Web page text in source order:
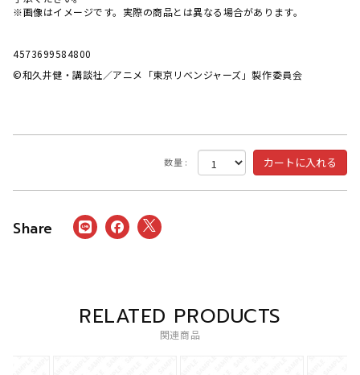
※画像はイメージです。実際の商品とは異なる場合があります。
4573699584800
©和久井健・講談社／アニメ「東京リベンジャーズ」製作委員会
数量 :
RELATED PRODUCTS
関連商品